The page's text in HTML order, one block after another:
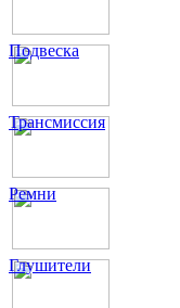
Подвеска
Трансмиссия
Ремни
Глушители